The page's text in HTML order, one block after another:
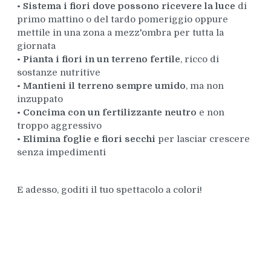
• Sistema i fiori dove possono ricevere la luce di
primo mattino o del tardo pomeriggio oppure
mettile in una zona a mezz'ombra per tutta la
giornata
• Pianta i fiori in un terreno fertile, ricco di
sostanze nutritive
• Mantieni il terreno sempre umido, ma non
inzuppato
• Concima con un fertilizzante neutro e non
troppo aggressivo
• Elimina foglie e fiori secchiper lasciar crescere
senza impedimenti
E adesso, goditi il tuo spettacolo a colori!